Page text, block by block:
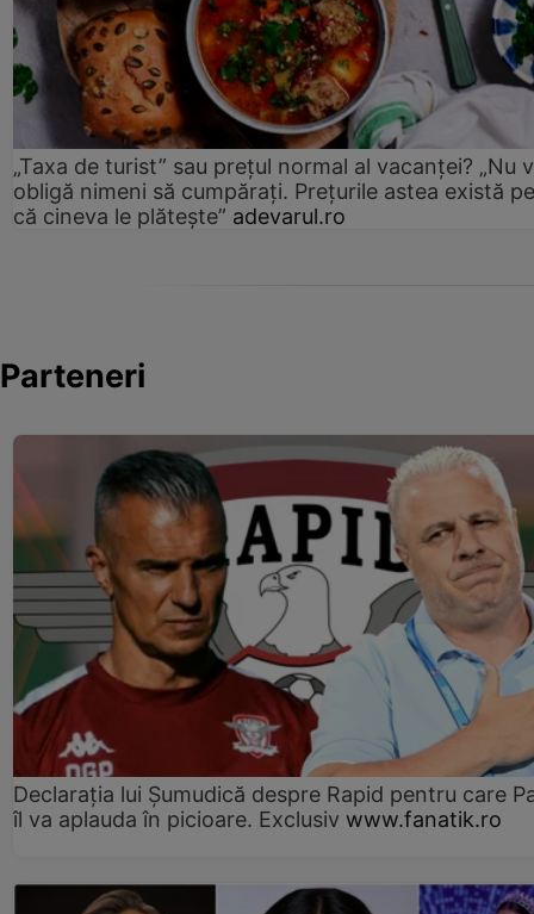
„Taxa de turist” sau prețul normal al vacanței? „Nu
obligă nimeni să cumpărați. Prețurile astea există
că cineva le plătește” adevarul.ro
Parteneri
Declarația lui Șumudică despre Rapid pentru care
îl va aplauda în picioare. Exclusiv www.fanatik.ro